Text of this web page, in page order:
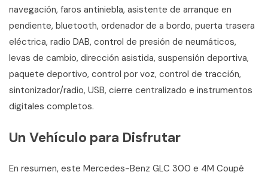
navegación, faros antiniebla, asistente de arranque en
pendiente, bluetooth, ordenador de a bordo, puerta trasera
eléctrica, radio DAB, control de presión de neumáticos,
levas de cambio, dirección asistida, suspensión deportiva,
paquete deportivo, control por voz, control de tracción,
sintonizador/radio, USB, cierre centralizado e instrumentos
digitales completos.
Un Vehículo para Disfrutar
En resumen, este Mercedes-Benz GLC 300 e 4M Coupé